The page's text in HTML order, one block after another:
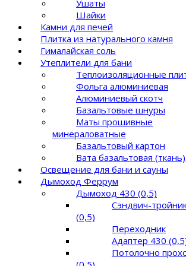
Ушаты
Шайки
Камни для печей
Плитка из натурального камня
Гималайская соль
Утеплители для бани
Теплоизоляционные
Фольга алюминиевая
Алюминиевый скотч
Базальтовые шнуры
Маты прошивные
минераловатные
Базальтовый картон
Вата базальтовая (ткань)
Освещение для бани и сауны
Дымоход Феррум
Дымоход 430 (0,5)
Сэндвич-
(0,5)
Переходник
Адаптер 430
Потолочно